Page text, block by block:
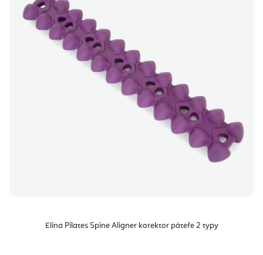
Elina Pilates Spine Aligner korektor páteře 2 typy